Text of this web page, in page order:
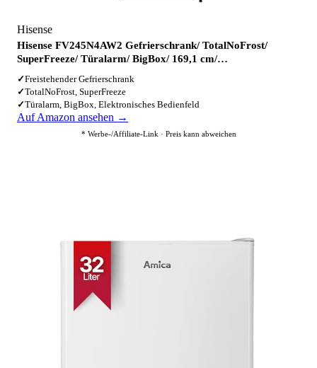
Hisense
Hisense FV245N4AW2 Gefrierschrank/ TotalNoFrost/
SuperFreeze/ Türalarm/ BigBox/ 169,1 cm/…
✓Freistehender Gefrierschrank
✓TotalNoFrost, SuperFreeze
✓Türalarm, BigBox, Elektronisches Bedienfeld
Auf Amazon ansehen →
* Werbe-/Affiliate-Link · Preis kann abweichen